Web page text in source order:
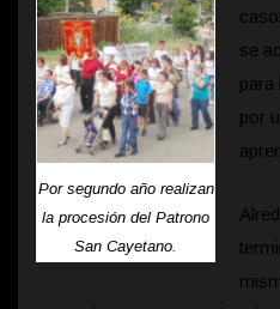
Por segundo año realizan
la procesión del Patrono
San Cayetano.
se
para
por